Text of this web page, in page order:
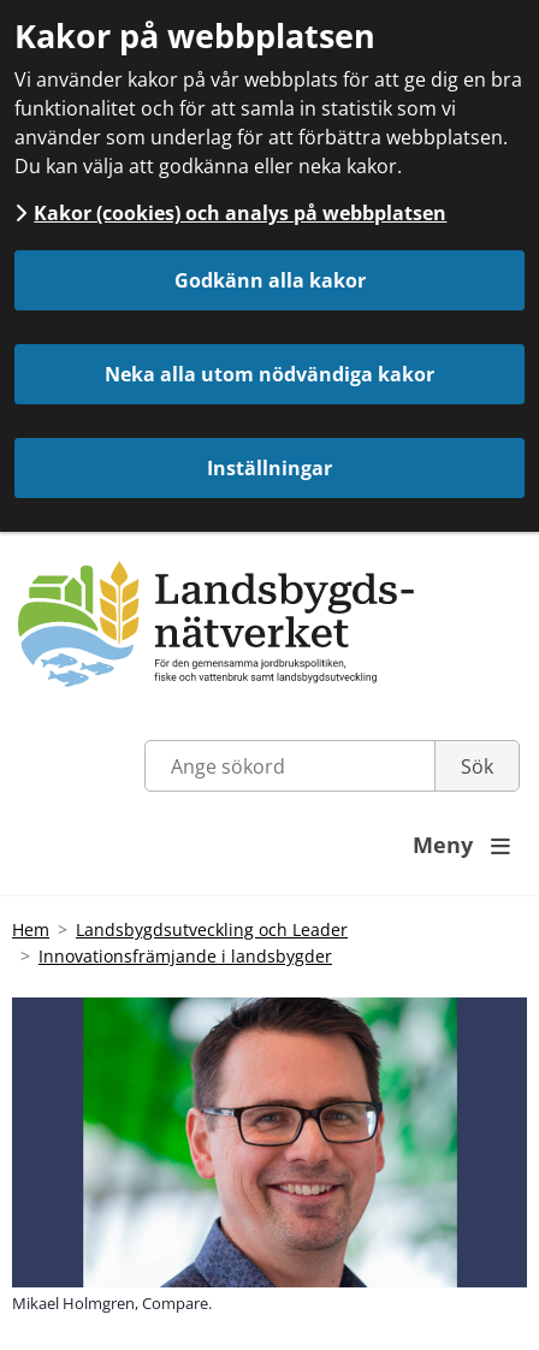
Kakor på webbplatsen
Vi använder kakor på vår webbplats för att ge dig en bra
funktionalitet och för att samla in statistik som vi
använder som underlag för att förbättra webbplatsen.
Du kan välja att godkänna eller neka kakor.
Kakor (cookies) och analys på webbplatsen
Godkänn alla kakor
Neka alla utom nödvändiga kakor
Inställningar
Meny 
Hem
Landsbygdsutveckling och Leader
Innovationsfrämjande i landsbygder
Mikael Holmgren, Compare.